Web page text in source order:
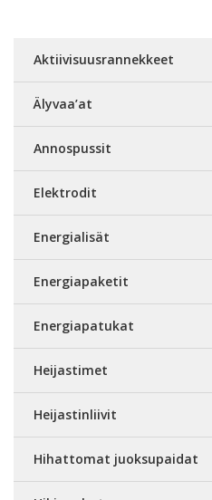
Aktiivisuusrannekkeet
Älyvaa’at
Annospussit
Elektrodit
Energialisät
Energiapaketit
Energiapatukat
Heijastimet
Heijastinliivit
Hihattomat juoksupaidat